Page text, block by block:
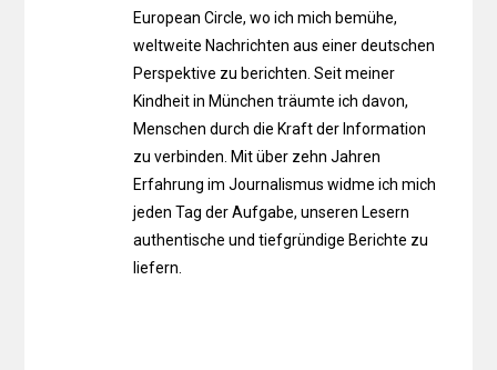
European Circle, wo ich mich bemühe,
weltweite Nachrichten aus einer deutschen
Perspektive zu berichten. Seit meiner
Kindheit in München träumte ich davon,
Menschen durch die Kraft der Information
zu verbinden. Mit über zehn Jahren
Erfahrung im Journalismus widme ich mich
jeden Tag der Aufgabe, unseren Lesern
authentische und tiefgründige Berichte zu
liefern.